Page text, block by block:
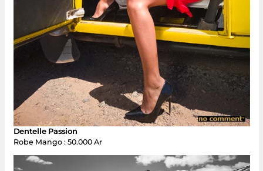
Dentelle Passion
Robe Mango : 50.000 Ar